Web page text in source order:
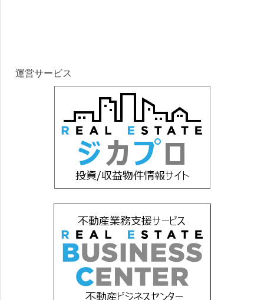
運営サービス